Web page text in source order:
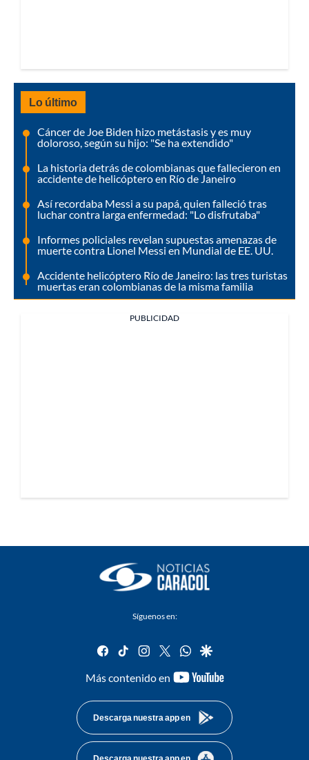
Lo último
Cáncer de Joe Biden hizo metástasis y es muy
doloroso, según su hijo: "Se ha extendido"
La historia detrás de colombianas que fallecieron en
accidente de helicóptero en Río de Janeiro
Así recordaba Messi a su papá, quien falleció tras
luchar contra larga enfermedad: "Lo disfrutaba"
Informes policiales revelan supuestas amenazas de
muerte contra Lionel Messi en Mundial de EE. UU.
Accidente helicóptero Río de Janeiro: las tres turistas
muertas eran colombianas de la misma familia
PUBLICIDAD
Síguenos en:
facebook
tiktok instagram
twitterwhatsapp
google
Más contenido en
youtube-
Descarga nuestra app en